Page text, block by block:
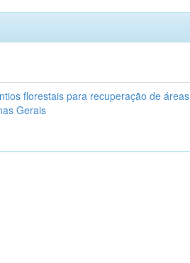
florestais para recuperação de áreas
Gerais